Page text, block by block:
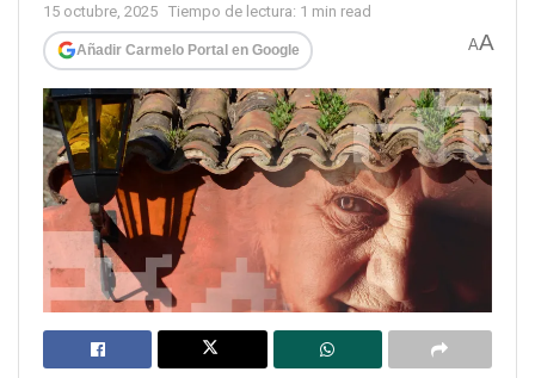
15 octubre, 2025 Tiempo de lectura: 1 min read
Añadir Carmelo Portal en Google AA